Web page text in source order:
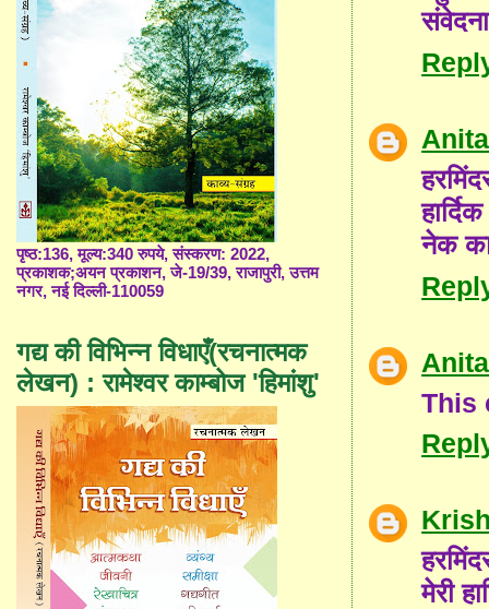
नेक
This
मेरी
पृष्ठ:136, मूल्य:340 रुपये, संस्करण: 2022,
प्रकाशक;अयन प्रकाशन, जे-19/39, राजापुरी, उत्तम
नगर, नई दिल्ली-110059
गद्य की विभिन्न विधाएँ(रचनात्मक
लेखन) : रामेश्वर काम्बोज 'हिमांशु'